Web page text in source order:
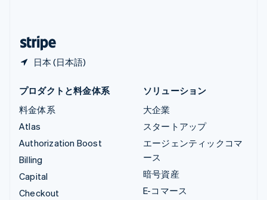
日本 (日本語)
プロダクトと料金体系
料金体系
Atlas
Authorization Boost
Billing
Capital
Checkout
ソリューション
大企業
スタートアップ
エージェンティックコマ
ース
暗号資産
E-コマース